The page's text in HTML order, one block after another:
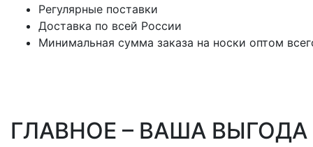
Регулярные поставки
Доставка по всей России
Минимальная сумма заказа на носки оптом
ГЛАВНОЕ – ВАША ВЫГОДА